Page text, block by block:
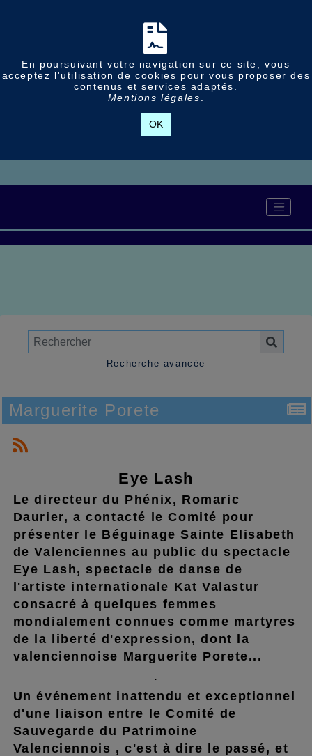
En poursuivant votre navigation sur ce site, vous
acceptez l'utilisation de cookies pour vous proposer des
contenus et services adaptés.
Mentions légales
OK
Recherche avancée
Marguerite Porete
Eye Lash
Le directeur du Phénix, Romaric
Daurier, a contacté le Comité pour
présenter le Béguinage Sainte Elisabeth
de Valenciennes au public du spectacle
Eye Lash, spectacle de danse de
l'artiste internationale Kat Valastur
consacré à quelques femmes
mondialement connues comme martyres
de la liberté d'expression, dont la
valenciennoise Marguerite Porete...
.
Un événement inattendu et exceptionnel
d'une liaison entre le Comité de
Sauvegarde du Patrimoine
Valenciennois , c'est à dire le passé, et